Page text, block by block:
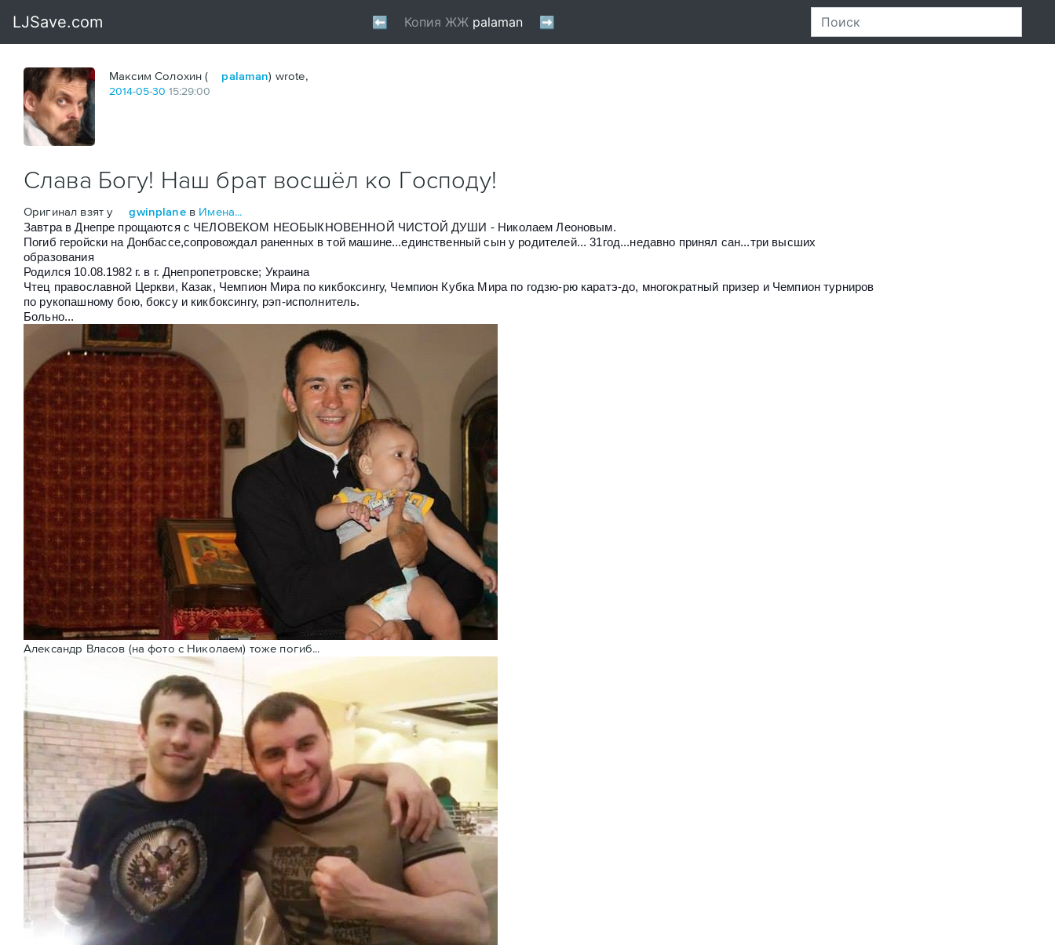
Максим Солохин ( palaman) wrote,
2014-05-30 15:29:00
Слава Богу! Наш брат восшёл ко Господу!
Оригинал взят у gwinplaneв Имена...
Завтра в Днепре прощаются с ЧЕЛОВЕКОМ НЕОБЫКНОВЕННОЙ ЧИСТОЙ ДУШИ - Николаем Леоновым.
Погиб геройски на Донбассе,сопровождал раненных в той машине...единственный сын у родителей... 31год...недавно принял сан...три высших
образования
Родился 10.08.1982 г. в г. Днепропетровске; Украина
Чтец православной Церкви, Казак, Чемпион Мира по кикбоксингу, Чемпион Кубка Мира по годзю-рю каратэ-до, многократный призер и Чемпион турниров
по рукопашному бою, боксу и кикбоксингу, рэп-исполнитель.
Больно...
Александр Власов (на фото с Николаем) тоже погиб...